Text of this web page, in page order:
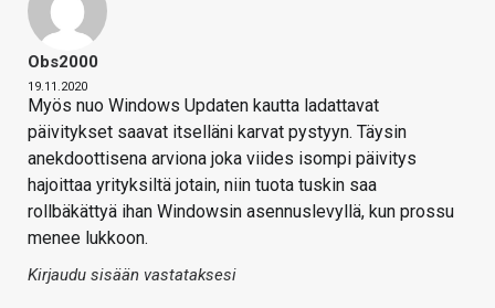
Obs2000
19.11.2020
Myös nuo Windows Updaten kautta ladattavat
päivitykset saavat itselläni karvat pystyyn. Täysin
anekdoottisena arviona joka viides isompi päivitys
hajoittaa yrityksiltä jotain, niin tuota tuskin saa
rollbäkättyä ihan Windowsin asennuslevyllä, kun prossu
menee lukkoon.
Kirjaudu sisään vastataksesi